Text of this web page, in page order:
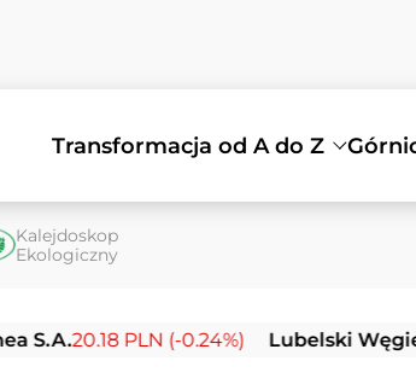
Transformacja od A do Z
Kalejdoskop
Ekologiczny
PLN (-0.24%) Lubelski Węgiel